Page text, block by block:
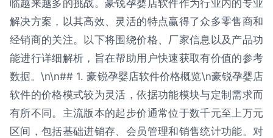
临越来越多的挑战。豪锐孕婴店软件作为行业内的专业
解决方案，以其高效、灵活的特点赢得了众多零售商和
经销商的关注。以下将围绕价格、厂家信息以及产品功
能进行详细解析，旨在帮助用户快速获取有价值的参考
数据。\n\n## 1. 豪锐孕婴店软件价格概览\n豪锐孕婴店
软件的价格模式较为灵活，依据功能模块与定制需求而
有所不同。主流版本的起步价通常位于数千元至上万元
区间，包括基础进销存、会员管理和销售统计功能。对